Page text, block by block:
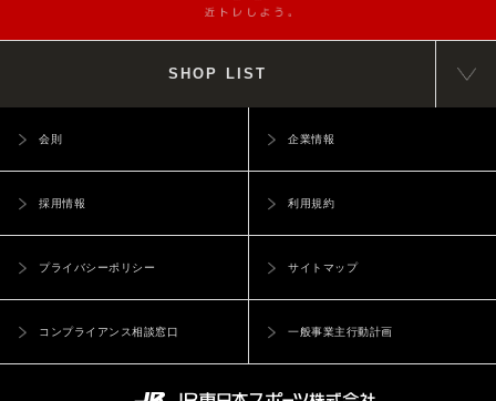
SHOP LIST
会則 企業情報
採用情報 利用規約
プライバシーポリシー サイトマップ
コンプライアンス相談窓口 一般事業主行動計画